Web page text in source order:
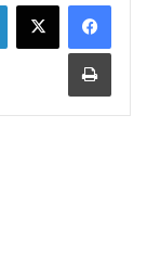
طباعة